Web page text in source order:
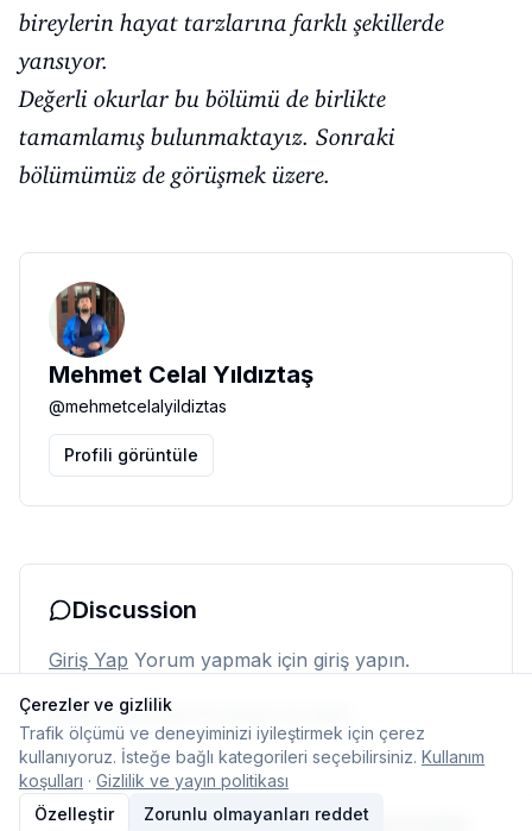
bireylerin hayat tarzlarına farklı şekillerde
yansıyor.
Değerli okurlar bu bölümü de birlikte
tamamlamış bulunmaktayız. Sonraki
bölümümüz de görüşmek üzere.
Mehmet Celal Yıldıztaş
@mehmetcelalyildiztas
Profili görüntüle
Discussion
Giriş Yap Yorum yapmak için giriş yapın.
Henüz yorum yok. İlk yorumu siz yapın.
© 2026 TypelishAna SayfaEkipİletişimÇerez ayarları
Çerezler ve gizlilik
Trafik ölçümü ve deneyiminizi iyileştirmek için çerez
kullanıyoruz. İsteğe bağlı kategorileri seçebilirsiniz. Kullanım
koşulları · Gizlilik ve yayın politikası
Özelleştir
Zorunlu olmayanları reddet